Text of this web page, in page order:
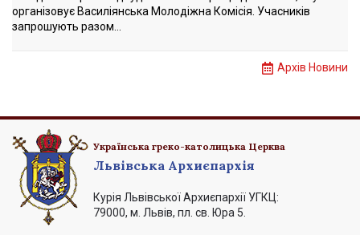
організовує Василіянська Молодіжна Комісія. Учасників
запрошують разом...
Архів Новини
Українська греко-католицька Церква
Львівська Архиєпархія
Курія Львівської Архиєпархії УГКЦ:
79000, м. Львів, пл. св. Юра 5.